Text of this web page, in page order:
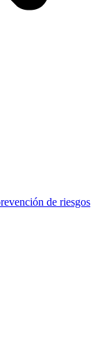
de riesgos